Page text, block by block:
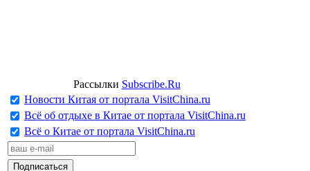
Рассылки Subscribe.Ru
Новости Китая от портала VisitChina.ru
Всё об отдыхе в Китае от портала VisitChina.ru
Всё о Китае от портала VisitChina.ru